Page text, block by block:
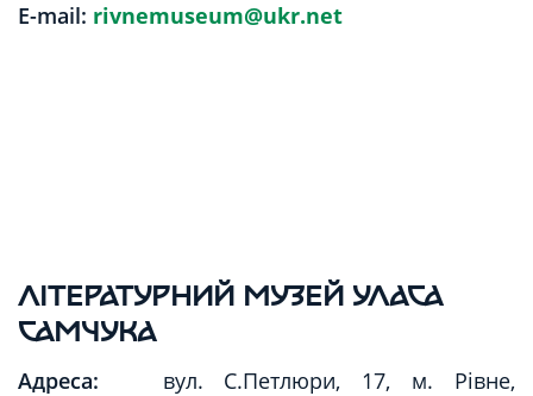
E-mail: rivnemuseum@ukr.net
ЛІТЕРАТУРНИЙ МУЗЕЙ УЛАСА
САМЧУКА
Адреса: вул. С.Петлюри, 17, м. Рівне,